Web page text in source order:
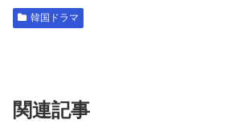
韓国ドラマ
関連記事